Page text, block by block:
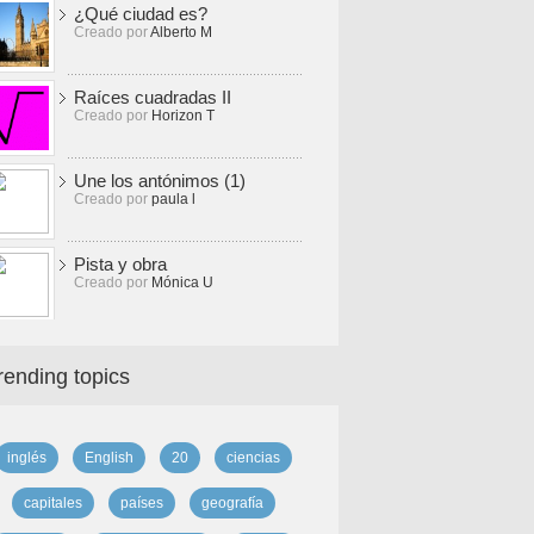
¿Qué ciudad es?
Creado porAlberto M
Raíces cuadradas II
Creado por Horizon T
Une los antónimos (1)
Creado por paula l
Pista y obra
Creado por Mónica U
topics
inglés English 20 ciencias
capitales países geografía